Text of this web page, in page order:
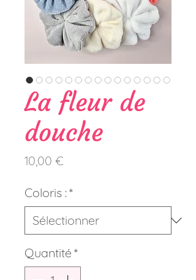
La fleur de
douche
10,00 €
Coloris : *
Quantité *